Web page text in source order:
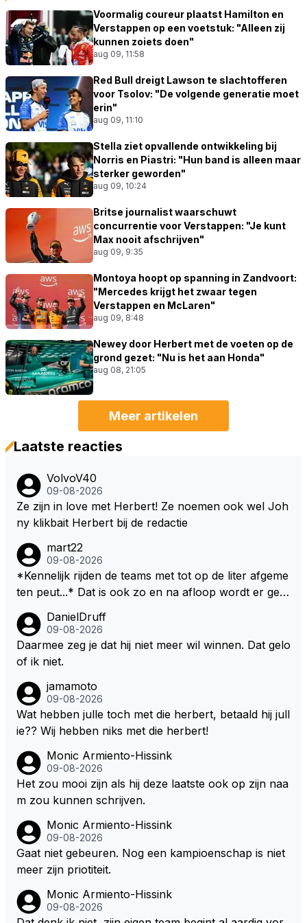
Voormalig coureur plaatst Hamilton en
Verstappen op een voetstuk: "Alleen zij
kunnen zoiets doen"
aug 09, 11:58
Red Bull dreigt Lawson te slachtofferen
voor Tsolov: "De volgende generatie moet
erin"
aug 09, 11:10
Stella ziet opvallende ontwikkeling bij
Norris en Piastri: "Hun band is alleen maar
sterker geworden"
aug 09, 10:24
Britse journalist waarschuwt
concurrentie voor Verstappen: "Je kunt
Max nooit afschrijven"
aug 09, 9:35
Montoya hoopt op spanning in Zandvoort:
"Mercedes krijgt het zwaar tegen
Verstappen en McLaren"
aug 09, 8:48
Newey door Herbert met de voeten op de
grond gezet: "Nu is het aan Honda"
aug 08, 21:05
Meer artikelen
Laatste reacties
VolvoV40
09-08-2026
Ze zijn in love met Herbert! Ze noemen ook wel Joh
ny klikbait Herbert bij de redactie
mart22
09-08-2026
*Kennelijk rijden de teams met tot op de liter afgeme
ten peut...* Dat is ook zo en na afloop wordt er gec
zitten. Om die reden is Vettel ooit gediskwalificeerd. J
e hoort soms ook wel eens dat ze brandstoof moete
n sparen als de race engineer denkt dat ze die ene li
door die 1 liter te verhogen naar bijv. 5 liter en dan di
e ronden achter SC niet mee te tellen. Na x ronden
SC moet er na afloop niet nog 5 maar x liter inzitten.
DanielDruff
09-08-2026
Daarmee zeg je dat hij niet meer wil winnen. Dat gelo
of ik niet.
jamamoto
09-08-2026
Wat hebben julle toch met die herbert, betaald hij jull
ie?? Wij hebben niks met die herbert!
Monic Armiento-Hissink
09-08-2026
Het zou mooi zijn als hij deze laatste ook op zijn naa
m zou kunnen schrijven.
Monic Armiento-Hissink
09-08-2026
Gaat niet gebeuren. Nog een kampioenschap is niet
meer zijn priotiteit.
Monic Armiento-Hissink
09-08-2026